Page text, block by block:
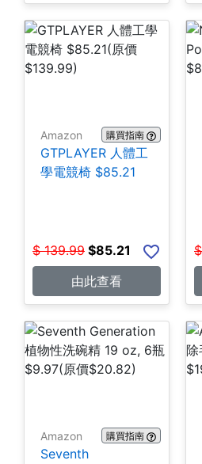
Amazon 購買指南
GTPLAYER 人體工
學電競椅 $85.21
$ 139.99 $85.21
由此查看
$
Amazon 購買指南
Seventh